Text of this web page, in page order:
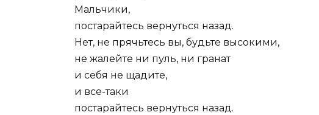
Мальчики,
постарайтесь вернуться назад.
Нет, не прячьтесь вы, будьте высокими,
не жалейте ни пуль, ни гранат
и себя не щадите,
и все-таки
постарайтесь вернуться назад.